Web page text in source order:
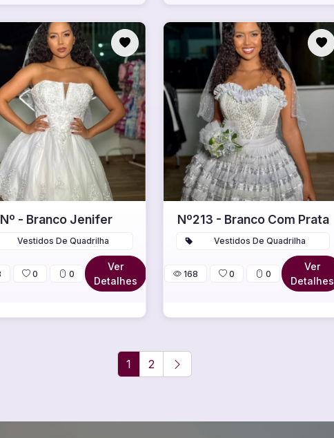
Nº - Branco Jenifer
Vestidos De Quadrilha
0 0
Ver
Detalhes
Nº213 - Branco Com Prata
Vestidos De Quadrilha
168 0 0
Ver
Detalhes
1 2